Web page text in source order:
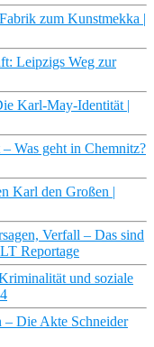
zum Kunstmekka |
Leipzigs Weg zur
Karl-May-Identität |
Was geht in Chemnitz?
Karl den Großen |
Verfall – Das sind
Reportage
und soziale
Die Akte Schneider